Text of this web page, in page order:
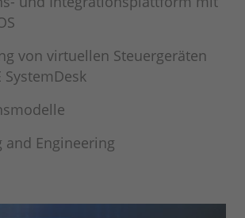
von virtuellen Steuergeräten
SystemDesk
and Engineering